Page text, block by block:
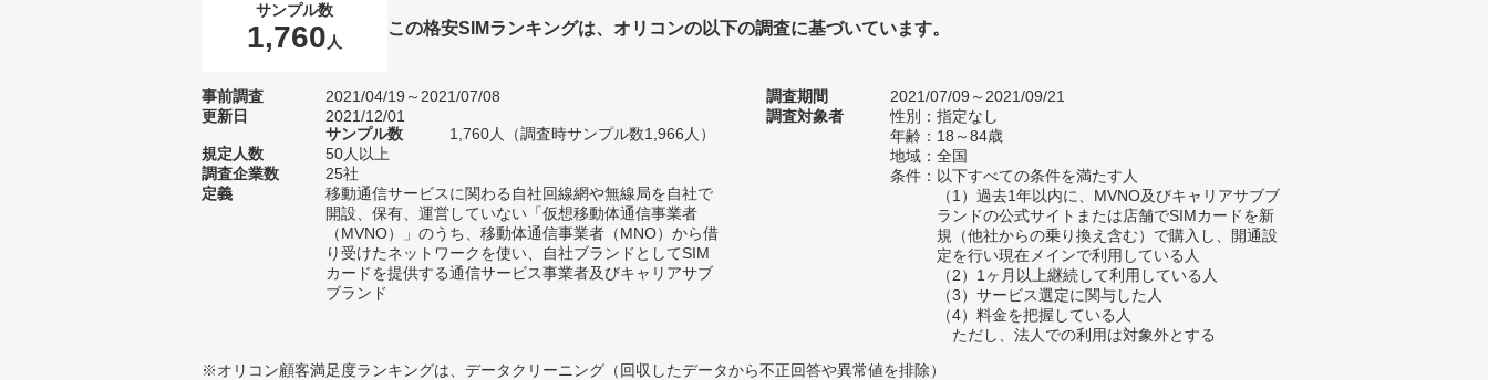
サンプル数
1,760 人
この格安SIMランキングは、オリコンの以下の調査に基づいています。
事前調査
2021/04/19～2021/07/08
更新日
2021/12/01
サンプル数
1,760人（調査時サンプル数1,966人）
規定人数
50人以上
調査企業数
25社
定義
移動通信サービスに関わる自社回線網や無線局を自社で
開設、保有、運営していない「仮想移動体通信事業者
（MVNO）」のうち、移動体通信事業者（MNO）から借
り受けたネットワークを使い、自社ブランドとしてSIM
カードを提供する通信サービス事業者及びキャリアサブ
ブランド
調査期間
2021/07/09～2021/09/21
調査対象者
性別：指定なし
年齢：18～84歳
地域：全国
条件：以下すべての条件を満たす人
（1）過去1年以内に、MVNO及びキャリアサブブ
ランドの公式サイトまたは店舗でSIMカードを新
規（他社からの乗り換え含む）で購入し、開通設
定を行い現在メインで利用している人
（2）1ヶ月以上継続して利用している人
（3）サービス選定に関与した人
（4）料金を把握している人
ただし、法人での利用は対象外とする
※オリコン顧客満足度ランキングは、データクリーニング（回収したデータから不正回答や異常値を排除）